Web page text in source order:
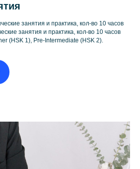
занятия и практика, кол-во 10 часов
занятия и практика, кол-во 10 часов
(HSK 1), Pre-Intermediate (HSK 2).